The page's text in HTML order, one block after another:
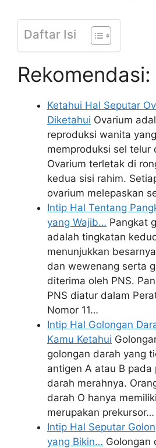
Daftar Isi
Rekomendasi:
Ketahui Hal Seputar
Diketahui Ovarium
reproduksi wanita
memproduksi sel telur
Ovarium terletak di
kedua sisi rahim.
ovarium melepaskan
Intip Hal Tentang
yang Wajib… Pangkat
adalah tingkatan
menunjukkan
dan wewenang serta
diterima oleh PNS.
PNS diatur dalam
Nomor 11…
Intip Hal Golongan
Kamu Ketahui
golongan darah yang
antigen A atau B pada
darah merahnya.
darah O hanya
merupakan prekursor…
Intip Hal Seputar
yang Bikin… Golongan